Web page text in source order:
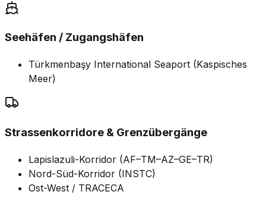
Seehäfen / Zugangshäfen
Türkmenbaşy International Seaport (Kaspisches
Meer)
Strassenkorridore & Grenzübergänge
Lapislazuli-Korridor (AF–TM–AZ–GE–TR)
Nord-Süd-Korridor (INSTC)
Ost-West / TRACECA